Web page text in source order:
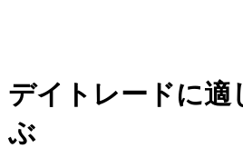
デイトレードに適
ぶ